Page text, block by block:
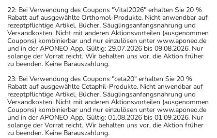
22: Bei Verwendung des Coupons "Vital2026" erhalten Sie 20 %
Rabatt auf ausgewählte Orthomol-Produkte. Nicht anwendbar auf
rezeptpflichtige Artikel, Bücher, Säuglingsanfangsnahrung und
Versandkosten. Nicht mit anderen Aktionsvorteilen (ausgenommen
Coupons) kombinierbar und nur einzulösen unter www.aponeo.de
und in der APONEO App. Gültig: 29.07.2026 bis 09.08.2026. Nur
solange der Vorrat reicht. Wir behalten uns vor, die Aktion früher
zu beenden. Keine Barauszahlung.
23: Bei Verwendung des Coupons "ceta20" erhalten Sie 20 %
Rabatt auf ausgewählte Cetaphil-Produkte. Nicht anwendbar auf
rezeptpflichtige Artikel, Bücher, Säuglingsanfangsnahrung und
Versandkosten. Nicht mit anderen Aktionsvorteilen (ausgenommen
Coupons) kombinierbar und nur einzulösen unter www.aponeo.de
und in der APONEO App. Gültig: 01.08.2026 bis 01.09.2026. Nur
solange der Vorrat reicht. Wir behalten uns vor, die Aktion früher
zu beenden. Keine Barauszahlung.